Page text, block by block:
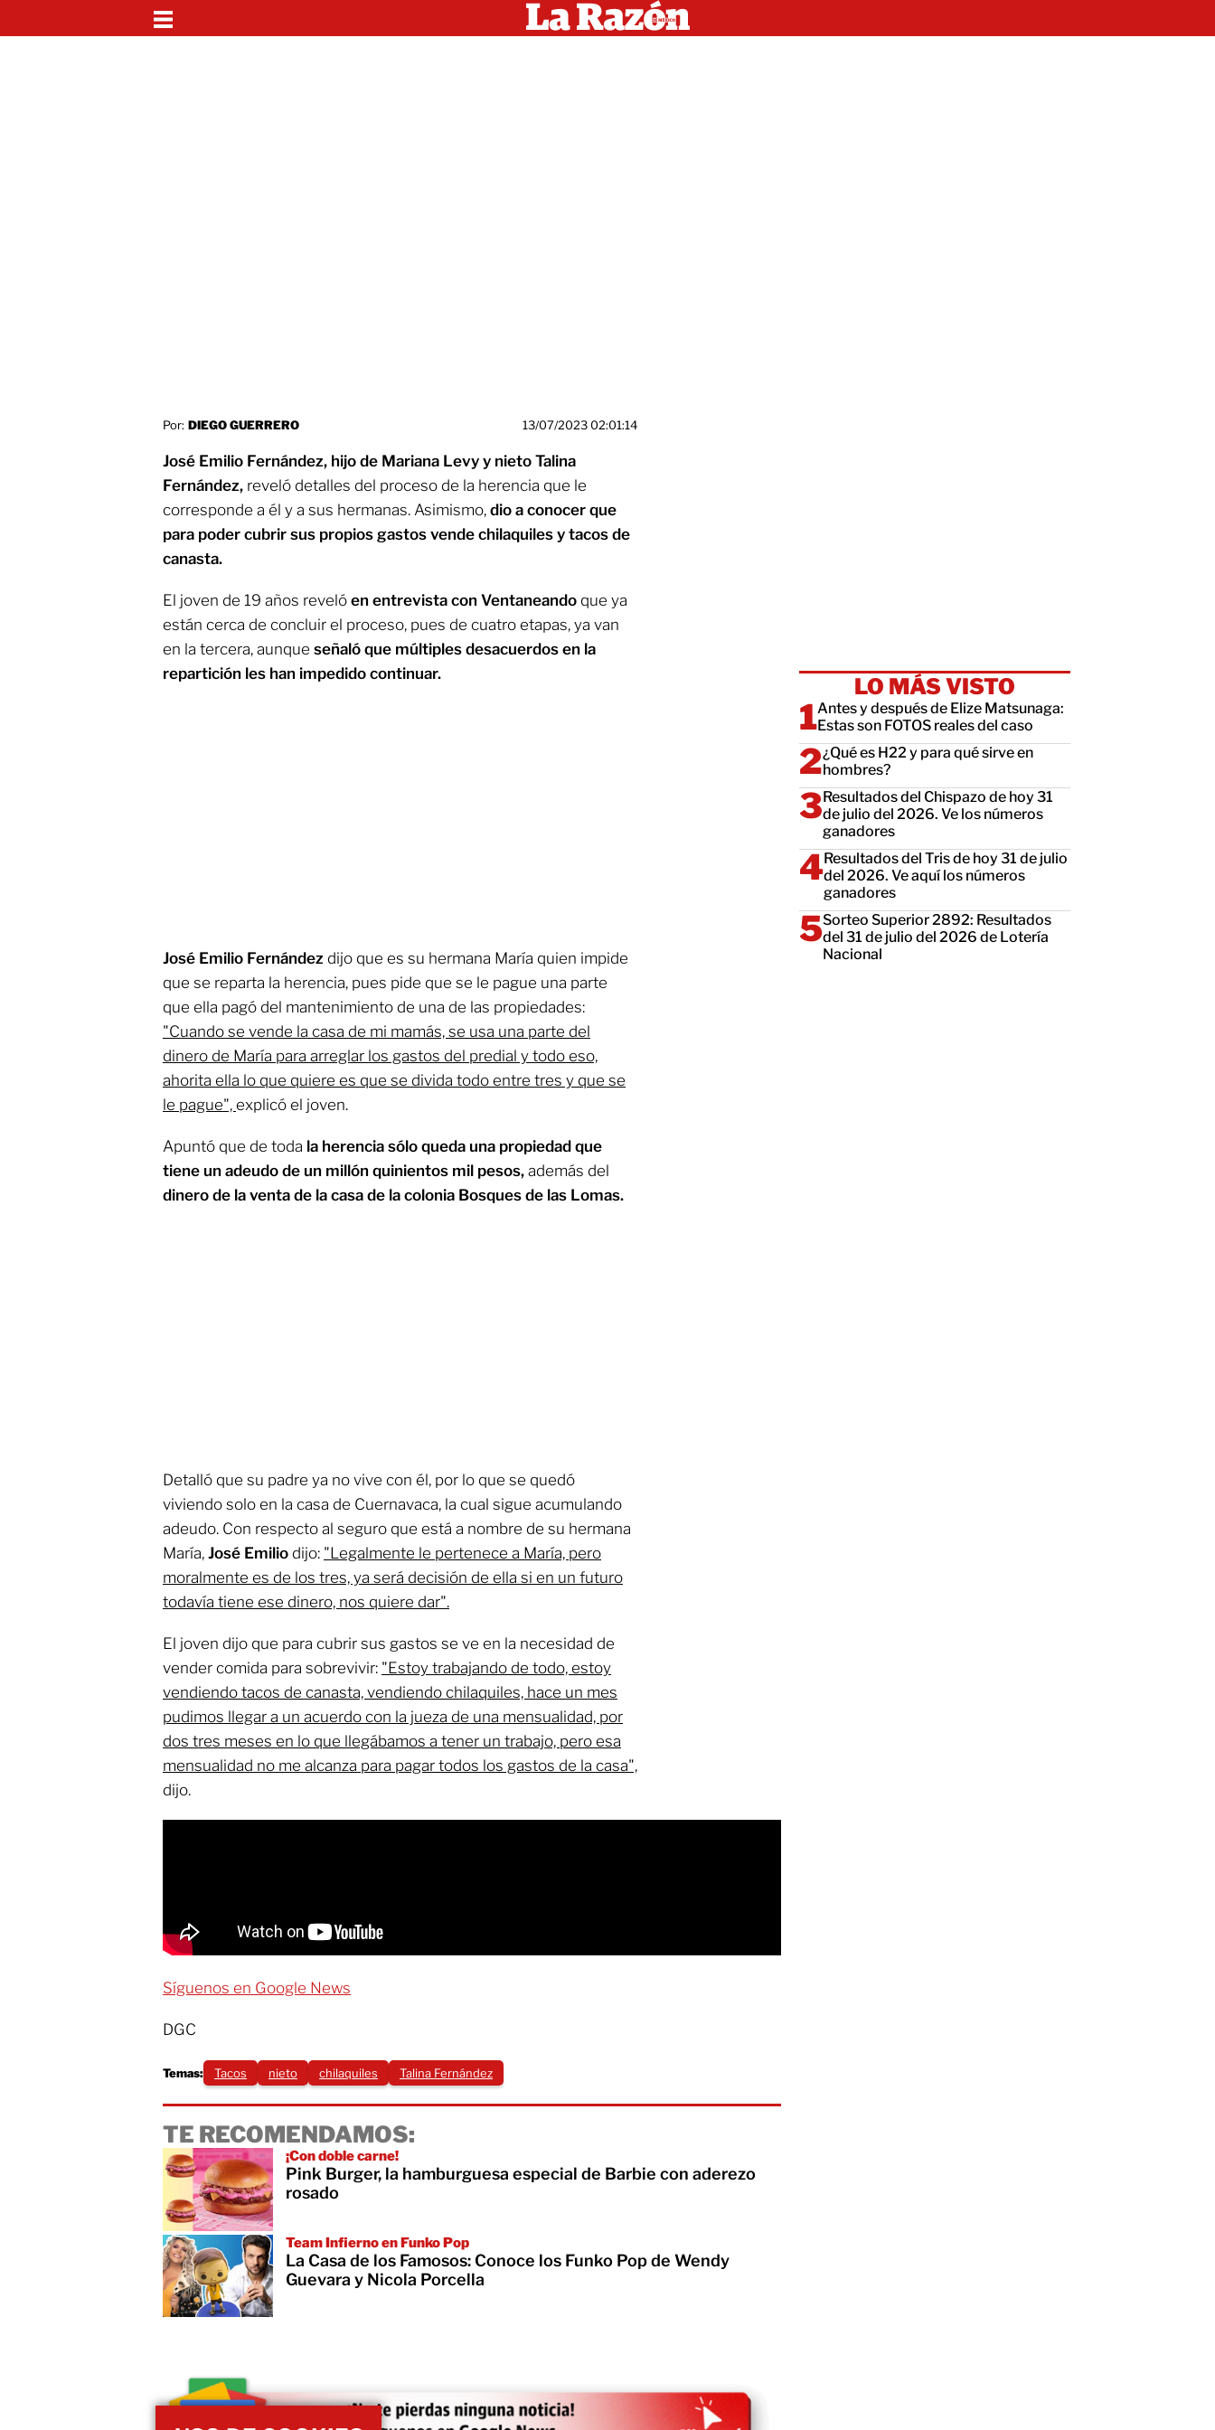
Por: DIEGO GUERRERO 13/07/2023 02:01:14
José Emilio Fernández, hijo de Mariana Levy y nieto Talina
Fernández, reveló detalles del proceso de la herencia que le
corresponde a él y a sus hermanas. Asimismo, dio a conocer que
para poder cubrir sus propios gastos vende chilaquiles y tacos de
canasta.
El joven de 19 años reveló en entrevista con Ventaneando que ya
están cerca de concluir el proceso, pues de cuatro etapas, ya van
en la tercera, aunque señaló que múltiples desacuerdos en la
repartición les han impedido continuar.
José Emilio Fernández dijo que es su hermana María quien impide
que se reparta la herencia, pues pide que se le pague una parte
que ella pagó del mantenimiento de una de las propiedades:
"Cuando se vende la casa de mi mamás, se usa una parte del
dinero de María para arreglar los gastos del predial y todo eso,
ahorita ella lo que quiere es que se divida todo entre tres y que se
le pague", explicó el joven.
Apuntó que de toda la herencia sólo queda una propiedad que
tiene un adeudo de un millón quinientos mil pesos, además del
dinero de la venta de la casa de la colonia Bosques de las Lomas.
Detalló que su padre ya no vive con él, por lo que se quedó
viviendo solo en la casa de Cuernavaca, la cual sigue acumulando
adeudo. Con respecto al seguro que está a nombre de su hermana
María, José Emilio dijo: "Legalmente le pertenece a María, pero
moralmente es de los tres, ya será decisión de ella si en un futuro
todavía tiene ese dinero, nos quiere dar".
El joven dijo que para cubrir sus gastos se ve en la necesidad de
vender comida para sobrevivir: "Estoy trabajando de todo, estoy
vendiendo tacos de canasta, vendiendo chilaquiles, hace un mes
pudimos llegar a un acuerdo con la jueza de una mensualidad, por
dos tres meses en lo que llegábamos a tener un trabajo, pero esa
mensualidad no me alcanza para pagar todos los gastos de la casa",
dijo.
Síguenos en Google News
DGC
Temas: Tacos nieto chilaquiles Talina Fernández
TE RECOMENDAMOS:
¡Con doble carne!
Pink Burger, la hamburguesa especial de Barbie con aderezo
rosado
Team Infierno en Funko Pop
La Casa de los Famosos: Conoce los Funko Pop de Wendy
Guevara y Nicola Porcella
LO MÁS VISTO
Antes y después de Elize Matsunaga:
Estas son FOTOS reales del caso
¿Qué es H22 y para qué sirve en
hombres?
Resultados del Chispazo de hoy 31
de julio del 2026. Ve los números
ganadores
Resultados del Tris de hoy 31 de julio
del 2026. Ve aquí los números
ganadores
Sorteo Superior 2892: Resultados
del 31 de julio del 2026 de Lotería
Nacional